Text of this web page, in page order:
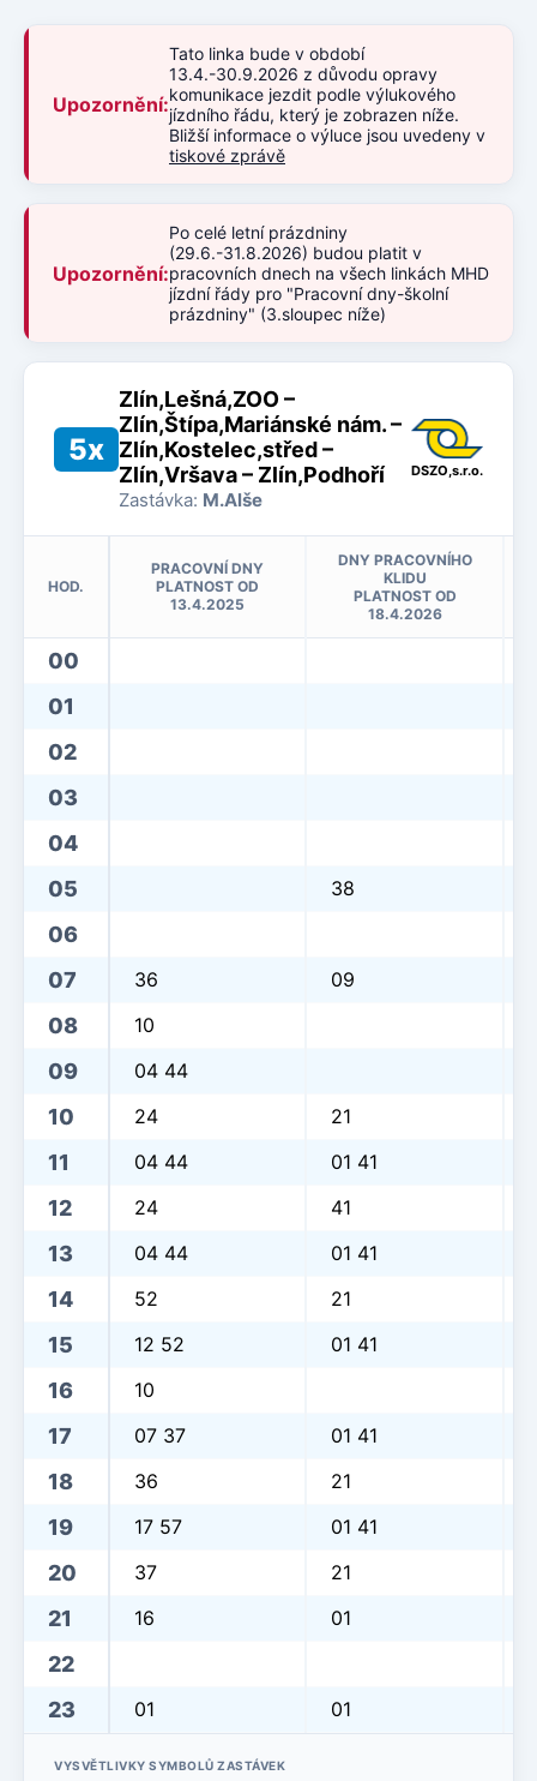
Upozornění:
Tato linka bude v období
13.4.-30.9.2026 z důvodu opravy
komunikace jezdit podle výlukového
jízdního řádu, který je zobrazen níže.
Bližší informace o výluce jsou uvedeny v
tiskové zprávě
Upozornění:
Po celé letní prázdniny
(29.6.-31.8.2026) budou platit v
pracovních dnech na všech linkách MHD
jízdní řády pro "Pracovní dny-školní
prázdniny" (3.sloupec níže)
5x
Zlín,Lešná,ZOO –
Zlín,Štípa,Mariánské nám. –
Zlín,Kostelec,střed –
Zlín,Vršava – Zlín,Podhoří
Zastávka: M.Alše
DSZO,s.r.o.
HOD.
PRACOVNÍ DNY
PLATNOST OD
13.4.2025
DNY PRACOVNÍHO
KLIDU
PLATNOST OD
18.4.2026
00
01
02
03
04
05
38
06
07
36 09
08 10
09 04 44
10 24 21
11 04 44 01 41
12 24 41
13 04 44 01 41
14 52 21
15 12 52 01 41
16 10
17 07 37 01 41
18 36 21
19 17 57 01 41
20 37 21
21 16 01
22
23
01 01
VYSVĚTLIVKY SYMBOLŮ ZASTÁVEK